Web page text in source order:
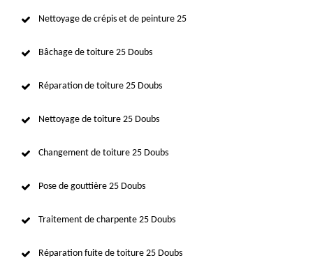
Nettoyage de crépis et de peinture 25
Bâchage de toiture 25 Doubs
Réparation de toiture 25 Doubs
Nettoyage de toiture 25 Doubs
Changement de toiture 25 Doubs
Pose de gouttière 25 Doubs
Traitement de charpente 25 Doubs
Réparation fuite de toiture 25 Doubs